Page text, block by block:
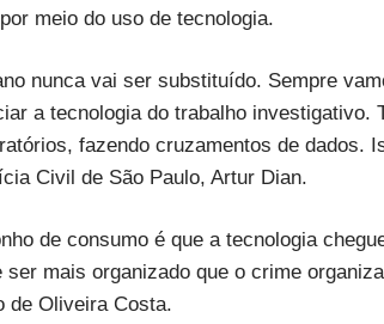
meio do uso de tecnologia.
nunca vai ser substituído. Sempre
a tecnologia do trabalho
fazendo cruzamentos de dados.
Civil de São Paulo, Artur Dian.
de consumo é que a tecnologia
ser mais organizado que o crime
de Oliveira Costa.